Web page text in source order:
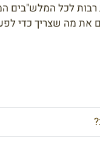
לכל המלש"בים
מה שצריך כדי